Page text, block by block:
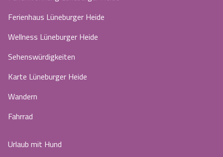
Ferienhaus Lüneburger Heide
Wellness Lüneburger Heide
Sehenswürdigkeiten
Karte Lüneburger Heide
Wandern
Fahrrad
Urlaub mit Hund